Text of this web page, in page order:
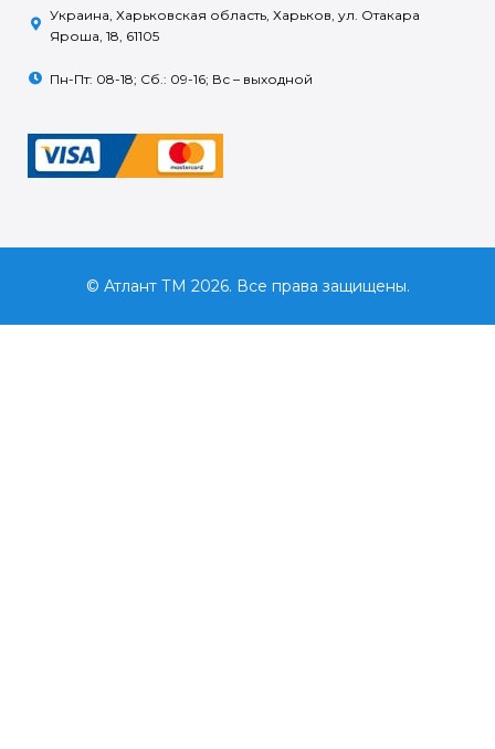
Украина, Харьковская область, Харьков, ул. Отакара
Яроша, 18, 61105
Пн-Пт: 08-18; Сб.: 09-16; Вс – выходной
© Атлант ТМ 2026. Все права защищены.